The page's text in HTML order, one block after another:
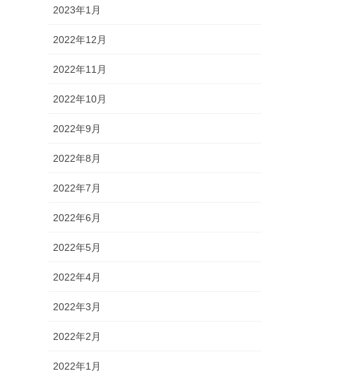
2023年1月
2022年12月
2022年11月
2022年10月
2022年9月
2022年8月
2022年7月
2022年6月
2022年5月
2022年4月
2022年3月
2022年2月
2022年1月